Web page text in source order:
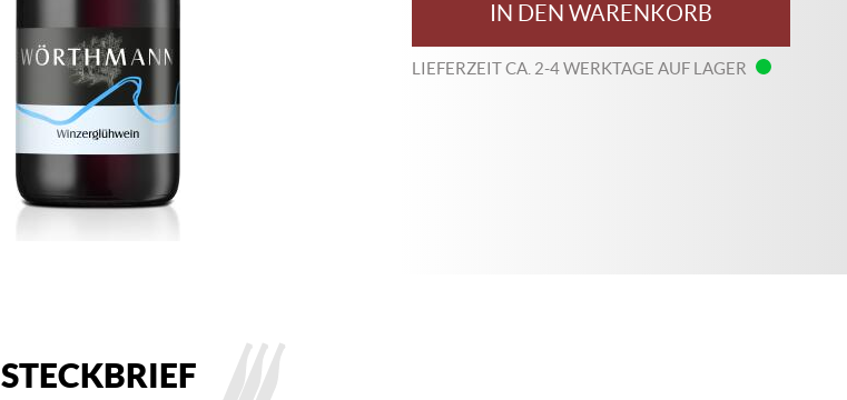
IN DEN WARENKORB
LIEFERZEIT CA. 2-4 WERKTAGE AUF LAGER
STECKBRIEF